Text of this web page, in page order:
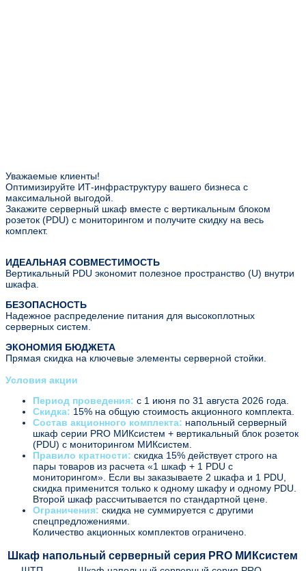
Уважаемые клиенты!
Оптимизируйте ИТ-инфраструктуру вашего бизнеса с
максимальной выгодой.
Закажите серверный шкаф вместе с вертикальным блоком
розеток (PDU) с мониторингом и получите скидку на весь
комплект.
ИДЕАЛЬНАЯ СОВМЕСТИМОСТЬ
Вертикальный PDU экономит полезное пространство (U) внутри
шкафа.
БЕЗОПАСНОСТЬ
Надежное распределение питания для высокоплотных
серверных систем.
ЭКОНОМИЯ БЮДЖЕТА
Прямая скидка на ключевые элементы серверной стойки.
Условия акции
Период проведения: с 1 июня по 31 августа 2026 года.
Скидка: 15% на общую стоимость акционного комплекта.
Состав акционного комплекта: напольный серверный
шкаф серии PRO МИКсистем + вертикальный блок розеток
(PDU) с мониторингом МИКсистем.
Правило кратности: скидка 15% действует строго на
пары товаров из расчета «1 шкаф + 1 PDU с
мониторингом». Если вы заказываете 2 шкафа и 1 PDU,
скидка применится только к одному шкафу и одному PDU.
Второй шкаф рассчитывается по стандартной цене.
Ограничения: скидка не суммируется с другими
спецпредложениями.
Количество акционных комплектов ограничено.
Шкаф напольный серверный серия PRO МИКсистем